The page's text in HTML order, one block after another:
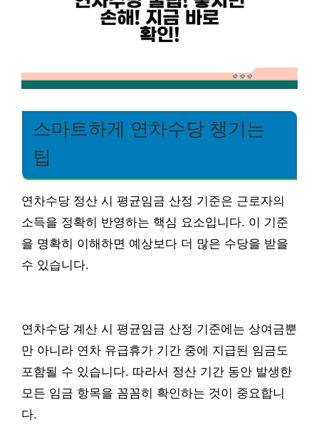
스마트하게 연차수당 챙기는
팁
연차수당 정산 시 평균임금 산정 기준은 근로자의
소득을 정확히 반영하는 핵심 요소입니다. 이 기준
을 명확히 이해하면 예상보다 더 많은 수당을 받을
수 있습니다.
연차수당 계산 시 평균임금 산정 기준에는 상여금뿐
만 아니라 연차 유급휴가 기간 중에 지급된 임금도
포함될 수 있습니다. 따라서 정산 기간 동안 발생한
모든 임금 항목을 꼼꼼히 확인하는 것이 중요합니
다.